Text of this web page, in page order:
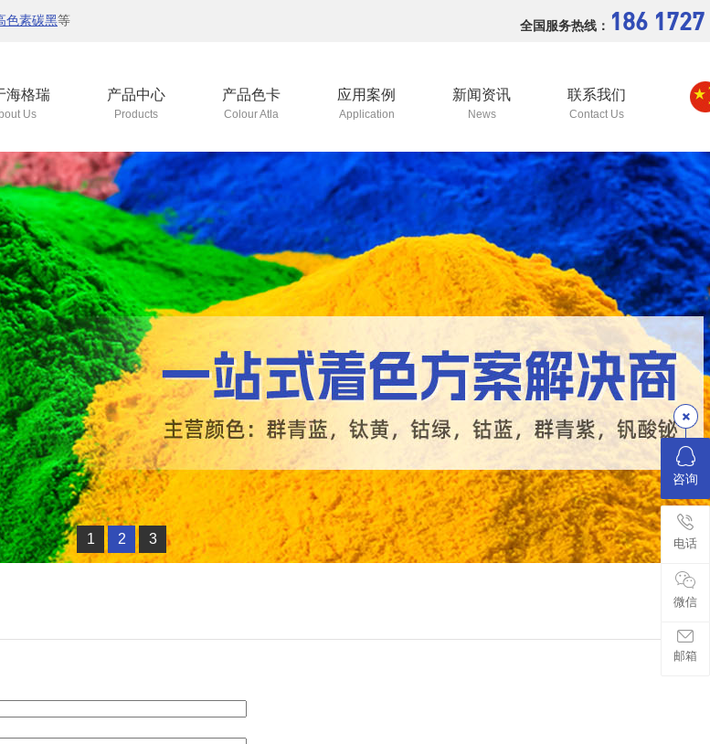
色素碳黑等 全国服务热线： 186
海格瑞
Us
产品中心
Products
产品色卡
Colour Atla
应用案例
Application
新闻资讯
News
联系我们
Contact Us
1 2 3
咨询
电话
微信
邮箱